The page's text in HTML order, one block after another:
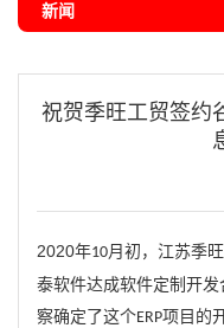
新闻
祝贺季旺工贸签约
2020年10月初，江苏季
泰软件达成软件定制开
察确定了这个ERP项目的